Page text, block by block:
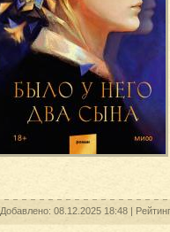
Добавлено: 08.12.2025 18:48 |